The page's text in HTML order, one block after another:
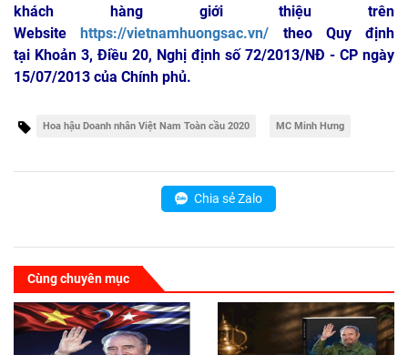
khách hàng giới thiệu trên
Websitehttps://vietnamhuongsac.vn/ theo Quy định
tại Khoản 3, Điều 20, Nghị định số 72/2013/NĐ - CP ngày
15/07/2013 của Chính phủ.
Hoa hậu Doanh nhân Việt Nam Toàn cầu 2020 MC Minh Hưng
Chia sẻ Zalo
Cùng chuyên mục